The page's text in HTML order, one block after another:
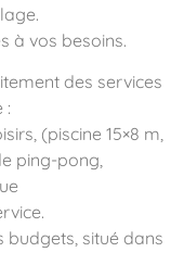
à vos besoins.
des services
:
(piscine 15×8 m,
ping-pong,
budgets, situé dans